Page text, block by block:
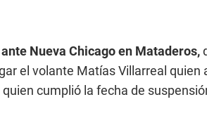
Nueva Chicago en Mataderos,
el volante Matías Villarreal quien
cumplió la fecha de